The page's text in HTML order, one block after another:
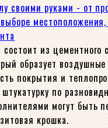
своими руками - от
состоит из цементного
образует
покрытия и
по
могут быть
крошка.